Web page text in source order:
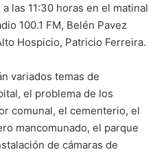
las 11:30 horas en el matinal
100.1 FM, Belén Pavez
Hospicio, Patricio Ferreira.
variados temas de
el problema de los
comunal, el cementerio, el
mancomunado, el parque
de cámaras de